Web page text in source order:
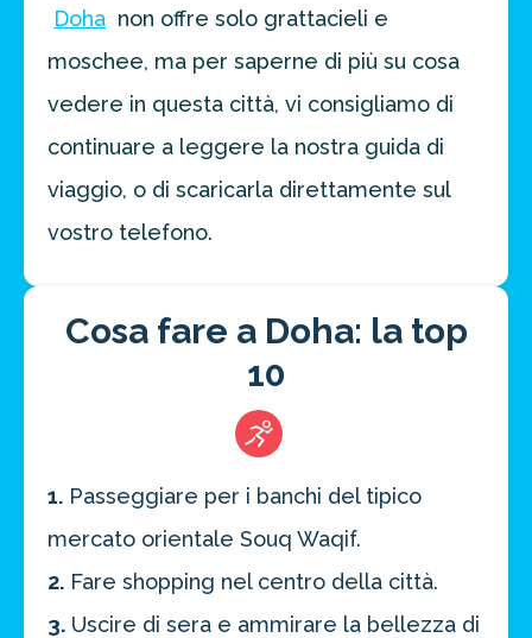
Doha non offre solo grattacieli e
moschee, ma per saperne di più su cosa
vedere in questa città, vi consigliamo di
continuare a leggere la nostra guida di
viaggio, o di scaricarla direttamente sul
vostro telefono.
Cosa fare a Doha: la top
10
1. Passeggiare per i banchi del tipico
mercato orientale Souq Waqif.
2. Fare shopping nel centro della città.
3. Uscire di sera e ammirare la bellezza di